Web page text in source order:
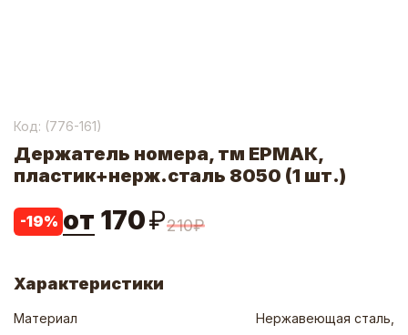
Код: (776-161)
Держатель номера, тм ЕРМАК,
пластик+нерж.сталь 8050 (1 шт.)
-19% от 170₽210₽
Характеристики
Материал
Нержавеющая сталь,